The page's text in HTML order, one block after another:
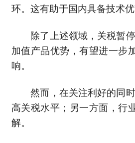
环。这有助于国内具备技术
除了上述领域，关税暂停
加值产品优势，有望进一步
响。
然而，在关注利好的同时
高关税水平；另一方面，行
解。